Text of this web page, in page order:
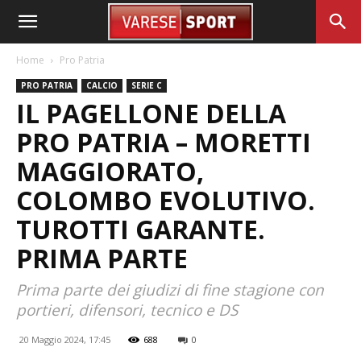
Home Pro Patria
PRO PATRIA CALCIO SERIE C
IL PAGELLONE DELLA
PRO PATRIA – MORETTI
MAGGIORATO,
COLOMBO EVOLUTIVO.
TUROTTI GARANTE.
PRIMA PARTE
Prima parte dei giudizi di fine stagione con
portieri, difensori, tecnico e DS
20 Maggio 2024, 17:45 688 0